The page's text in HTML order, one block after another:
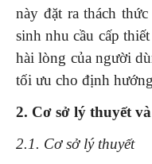
này đặt ra thách
sinh nhu cầu cấp
hài lòng của người
tối ưu cho định
2. Cơ sở lý thuyết
2.1. Cơ sở lý thuyết